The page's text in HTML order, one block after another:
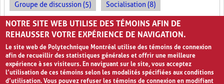
Groupe de discussion (5) Socialisation (8)
Enseignement par les pairs (7)
NOTRE SITE WEB UTILISE DES TÉMOINS AFIN DE
REHAUSSER VOTRE EXPÉRIENCE DE NAVIGATION.
Le site web de Polytechnique Montréal utilise des témoins de connexion
afin de recueillir des statistiques générales et offrir une meilleure
expérience à ses visiteurs. En naviguant sur le site, vous acceptez
l’utilisation de ces témoins selon les modalités spécifiées aux conditions
d’utilisation. Vous pouvez refuser les témoins de connexion en modifiant